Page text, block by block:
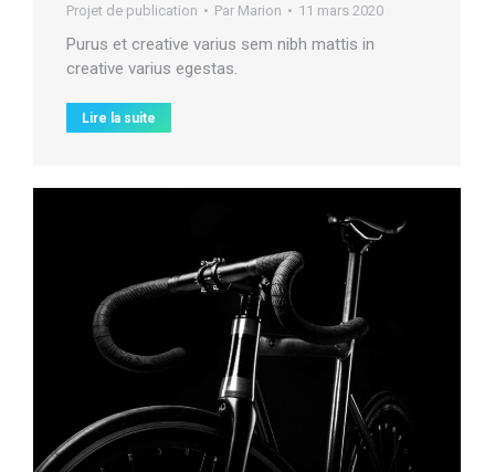
Projet de publication Par Marion 11 mars 2020
Purus et creative varius sem nibh mattis in
creative varius egestas.
Lire la suite